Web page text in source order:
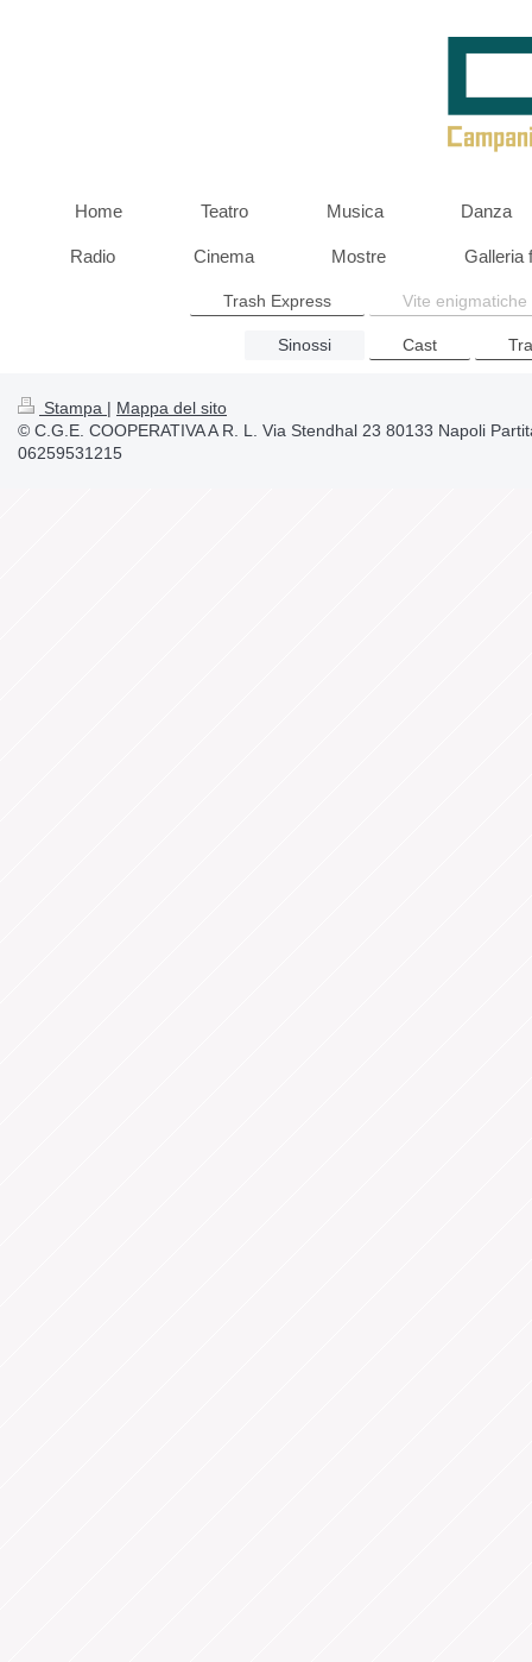
Home Teatro Musica Danza
Radio Cinema Mostre Galleria
Trash Express Vite enigmatiche
Sinossi Cast
Stampa | Mappa del sito
© C.G.E. COOPERATIVA A R. L. Via Stendhal 23 80133 Napoli
06259531215